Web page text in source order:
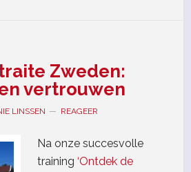
Zweden:
vertrouwen
LINSSEN REAGEER
Na onze succesvolle
training ‘Ontdek de